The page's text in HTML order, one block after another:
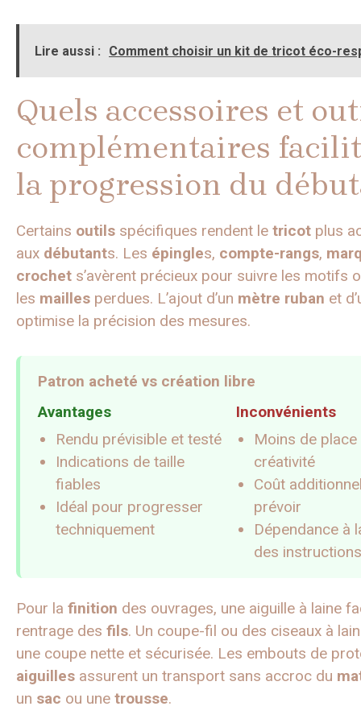
Lire aussi : Comment choisir un kit de tricot éco-
Quels accessoires et
complémentaires
la progression du
Certains outils spécifiques rendent le tricot plus
aux débutants. Les épingles, compte-rangs,
crochet s’avèrent précieux pour suivre les motifs
les mailles perdues. L’ajout d’un mètre ruban et
optimise la précision des mesures.
Patron acheté vs création libre
Avantages
Rendu prévisible et testé
Indications de taille
fiables
Idéal pour progresser
techniquement
Inconvénients
Moins de
créativité
Coût
prévoir
Dépendance à
des instructions
Pour la finition des ouvrages, une aiguille à laine
rentrage des fils. Un coupe-fil ou des ciseaux à
une coupe nette et sécurisée. Les embouts de
aiguilles assurent un transport sans accroc du
un sac ou une trousse.